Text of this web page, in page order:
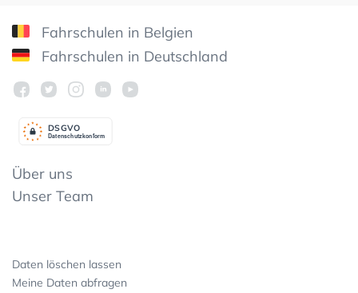
Fahrschulen in Belgien
Fahrschulen in Deutschland
Datenschutzkonform
DSGVO
Über uns
Unser Team
Daten löschen lassen
Meine Daten abfragen